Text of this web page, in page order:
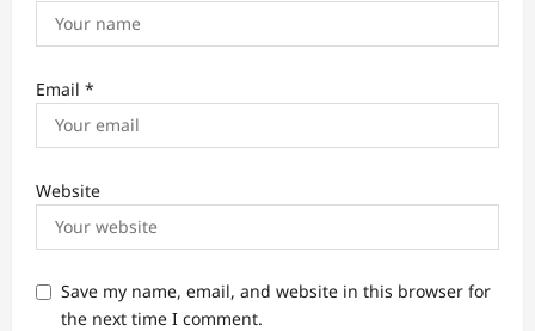
Email *
Website
Save my name, email, and website in this browser for
the next time I comment.